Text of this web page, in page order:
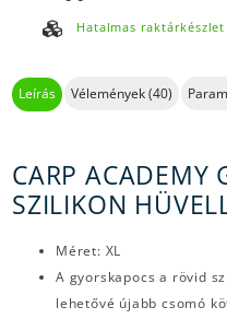
Hatalmas raktárkészlet
Leírás Vélemények (40)
CARP ACADEMY
SZILIKON
Méret: XL
A gyorskapocs a rövid
lehetővé újabb csomó